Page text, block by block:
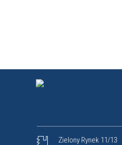
Zielony Rynek 11/13